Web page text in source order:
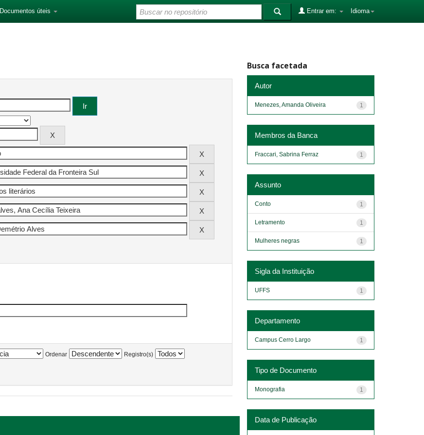
Documentos úteis Idioma
Entrar em:
Ordenar Registro(s)
Busca facetada
Autor
1
Menezes, Amanda Oliveira
Membros da Banca
1
Fraccari, Sabrina Ferraz
Assunto
1
Conto
1
Letramento
1
Mulheres negras
Sigla da Instituição
1
UFFS
Departamento
1
Campus Cerro Largo
Tipo de Documento
1
Monografia
Data de Publicação